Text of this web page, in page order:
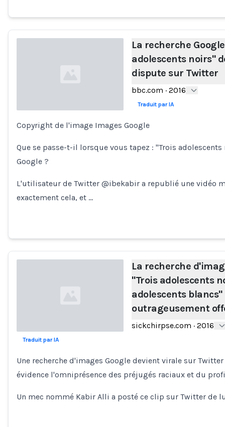
Loading...
La recherche
adolescents noirs"
dispute sur Twitter
bbc.com · 2016
Traduit par IA
Copyright de l'image Images Google
Que se passe-t-il lorsque vous tapez : "Trois
Google ?
L'utilisateur de Twitter @ibekabir a republié une vidéo
exactement cela, et …
La recherche
"Trois adolescents
adolescents blancs"
outrageusement
sickchirpse.com · 2016
Traduit par IA
Une recherche d'images Google devient virale sur
évidence l'omniprésence des préjugés raciaux et du
Un mec nommé Kabir Alli a posté ce clip sur Twitter de